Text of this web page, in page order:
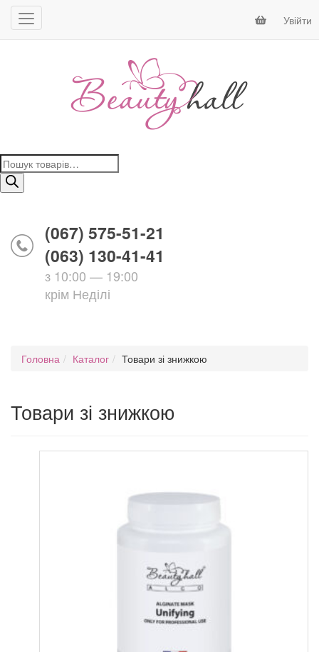
Увійти
Пошук
товарів
(067) 575-51-21
(063) 130-41-41
з 10:00 — 19:00
крім Неділі
Головна Каталог Товари зі знижкою
Товари зі знижкою